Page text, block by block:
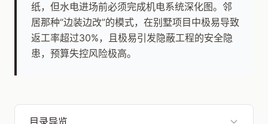
纸，但水电进场前必须完成机电系统深化图。邻
居那种“边装边改”的模式，在别墅项目中极易导致
返工率超过30%，且极易引发隐蔽工程的安全隐
患，预算失控风险极高。
目录导览